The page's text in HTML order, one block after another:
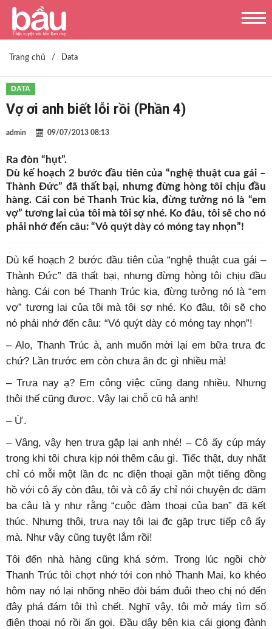
Trang chủ / Data
DATA
Vợ ơi anh biết lỗi rồi (Phần 4)
admin 09/07/2013 08:13
Ra đòn “hụt”.
Dù kế hoạch 2 bước đầu tiên của “nghệ thuật cua gái –
Thành Đức” đã thất bại, nhưng đừng hòng tôi chịu đầu
hàng. Cái con bé Thanh Trúc kia, đừng tưởng nó là “em
vợ” tương lai của tôi mà tôi sợ nhé. Ko đâu, tôi sẽ cho nó
phải nhớ đến câu: “Vỏ quýt dày có móng tay nhọn”!
Dù kế hoạch 2 bước đầu tiên của “nghệ thuật cua gái –
Thành Đức” đã thất bại, nhưng đừng hòng tôi chịu đầu
hàng. Cái con bé Thanh Trúc kia, đừng tưởng nó là “em
vợ” tương lai của tôi mà tôi sợ nhé. Ko đâu, tôi sẽ cho
nó phải nhớ đến câu: “Vỏ quýt dày có móng tay nhọn”!
– Alo, Thanh Trúc à, anh muốn mời lại em bữa trưa đc
chứ? Lần trước em còn chưa ăn đc gì nhiều mà!
– Trưa nay ạ? Em công việc cũng đang nhiều. Nhưng
thôi thế cũng được. Vậy lại chỗ cũ hả anh!
– Ừ.
– Vâng, vậy hẹn trưa gặp lại anh nhé! – Cô ấy cúp máy
trong khi tôi chưa kịp nói thêm câu gì. Tiếc thật, duy nhất
chỉ có mỗi một lần đc nc điện thoại gần một tiếng đồng
hồ với cô ấy còn đâu, tôi và cô ấy chỉ nói chuyện đc dăm
ba câu là y như rằng “cuộc đàm thoại của bạn” đã kết
thúc. Nhưng thôi, trưa nay tôi lại đc gặp trực tiếp cô ấy
mà. Như vậy cũng tuyệt lắm rồi!
Tôi đến nhà hàng cũng khá sớm. Trong lúc ngồi chờ
Thanh Trúc tôi chợt nhớ tới con nhỏ Thanh Mai, ko khéo
hôm nay nó lại nhõng nhẽo đòi bám đuôi theo chị nó đến
đây phá đám tôi thì chết. Nghĩ vậy, tôi mở máy tìm số
điện thoại nó rồi ấn gọi. Đầu dây bên kia cái giọng đành